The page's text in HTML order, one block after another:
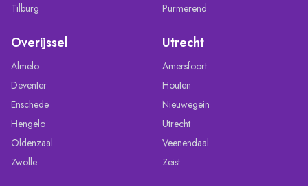
Tilburg
Purmerend
Overijssel
Almelo
Deventer
Enschede
Hengelo
Oldenzaal
Zwolle
Utrecht
Amersfoort
Houten
Nieuwegein
Utrecht
Veenendaal
Zeist